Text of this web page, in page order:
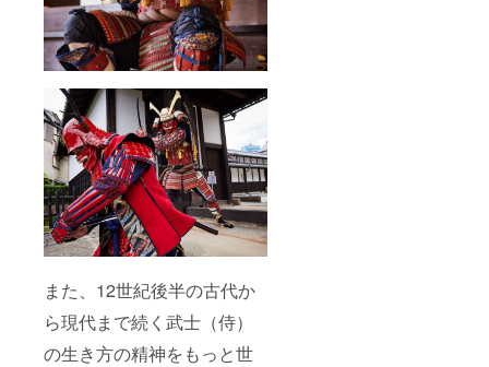
また、12世紀後半の古代か
ら現代まで続く武士（侍）
の生き方の精神をもっと世